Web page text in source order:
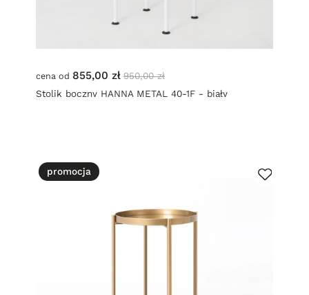
cena od 855,00 zł 950,00 zł
Stolik boczny HANNA METAL 40-1F - biały
promocja